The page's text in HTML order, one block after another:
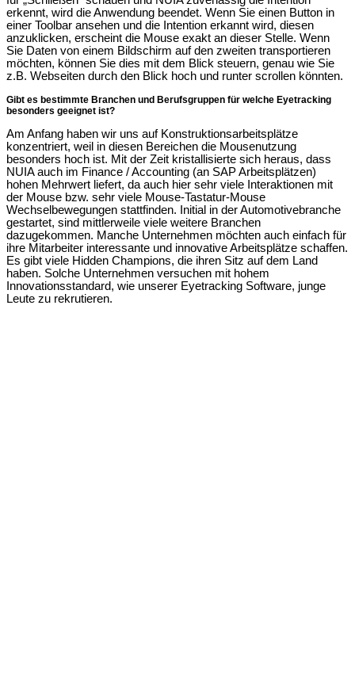
erkennt, wird die Anwendung beendet. Wenn Sie einen Button in
einer Toolbar ansehen und die Intention erkannt wird, diesen
anzuklicken, erscheint die Mouse exakt an dieser Stelle. Wenn
Sie Daten von einem Bildschirm auf den zweiten transportieren
möchten, können Sie dies mit dem Blick steuern, genau wie Sie
z.B. Webseiten durch den Blick hoch und runter scrollen könnten.
Gibt es bestimmte Branchen und Berufsgruppen für welche Eyetracking
besonders geeignet ist?
Am Anfang haben wir uns auf Konstruktionsarbeitsplätze
konzentriert, weil in diesen Bereichen die Mousenutzung
besonders hoch ist. Mit der Zeit kristallisierte sich heraus, dass
NUIA auch im Finance / Accounting (an SAP Arbeitsplätzen)
hohen Mehrwert liefert, da auch hier sehr viele Interaktionen mit
der Mouse bzw. sehr viele Mouse-Tastatur-Mouse
Wechselbewegungen stattfinden. Initial in der Automotivebranche
gestartet, sind mittlerweile viele weitere Branchen
dazugekommen. Manche Unternehmen möchten auch einfach für
ihre Mitarbeiter interessante und innovative Arbeitsplätze schaffen.
Es gibt viele Hidden Champions, die ihren Sitz auf dem Land
haben. Solche Unternehmen versuchen mit hohem
Innovationsstandard, wie unserer Eyetracking Software, junge
Leute zu rekrutieren.